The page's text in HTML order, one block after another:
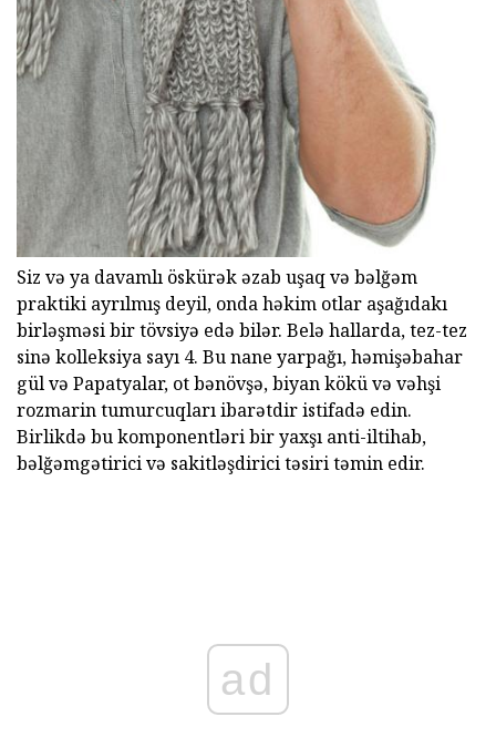
Siz və ya davamlı öskürək əzab uşaq və bəlğəm
praktiki ayrılmış deyil, onda həkim otlar aşağıdakı
birləşməsi bir tövsiyə edə bilər. Belə hallarda, tez-tez
sinə kolleksiya sayı 4. Bu nane yarpağı, həmişəbahar
gül və Papatyalar, ot bənövşə, biyan kökü və vəhşi
rozmarin tumurcuqları ibarətdir istifadə edin.
Birlikdə bu komponentləri bir yaxşı anti-iltihab,
bəlğəmgətirici və sakitləşdirici təsiri təmin edir.
ad